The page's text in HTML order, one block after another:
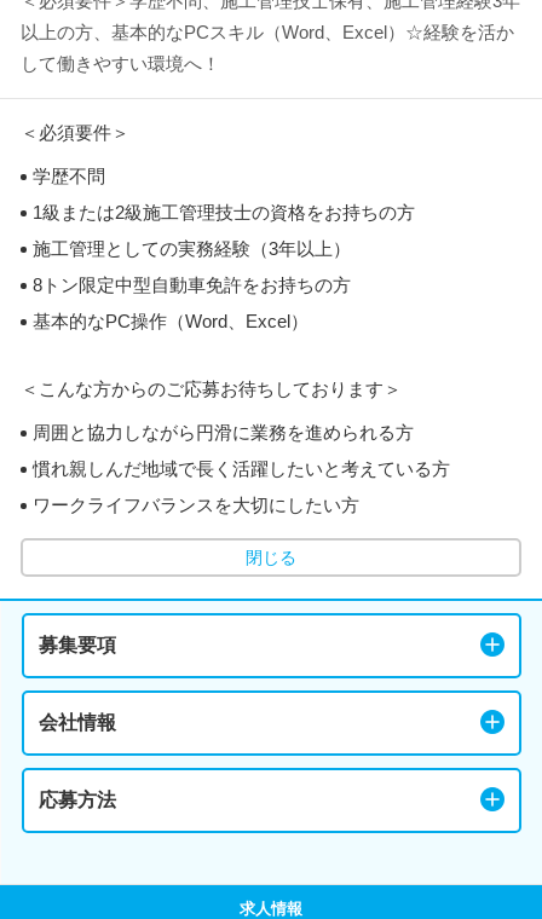
以上の方、基本的なPCスキル（Word、Excel）☆経験を活か
して働きやすい環境へ！
＜必須要件＞
学歴不問
1級または2級施工管理技士の資格をお持ちの方
施工管理としての実務経験（3年以上）
8トン限定中型自動車免許をお持ちの方
基本的なPC操作（Word、Excel）
＜こんな方からのご応募お待ちしております＞
周囲と協力しながら円滑に業務を進められる方
慣れ親しんだ地域で長く活躍したいと考えている方
ワークライフバランスを大切にしたい方
閉じる
募集要項
会社情報
応募方法
求人情報